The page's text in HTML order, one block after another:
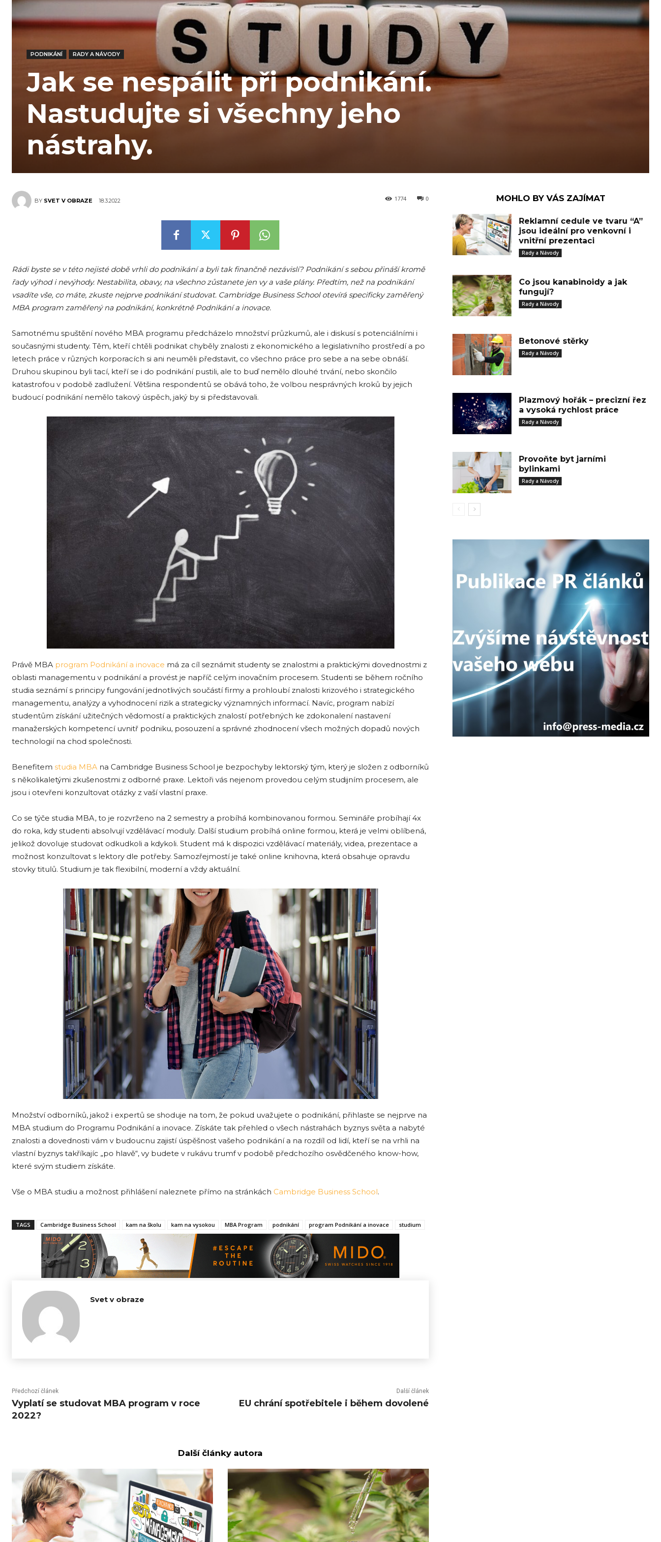
PODNIKÁNÍ RADY A NÁVODY
Jak se nespálit při podnikání.
Nastudujte si všechny jeho
nástrahy.
BY SVET V OBRAZE 18.3.2022 0
1774
Rádi byste se v této nejisté době vrhli do podnikání a byli tak finančně nezávislí? Podnikání s sebou přináší kromě
řady výhod i nevýhody. Nestabilita, obavy, na všechno zůstanete jen vy a vaše plány. Předtím, než na podnikání
vsadíte vše, co máte, zkuste nejprve podnikání studovat. Cambridge Business School otevírá specificky zaměřený
MBA program zaměřený na podnikání, konkrétně Podnikání a inovace.
Samotnému spuštění nového MBA programu předcházelo množství průzkumů, ale i diskusí s potenciálními i
současnými studenty. Těm, kteří chtěli podnikat chyběly znalosti z ekonomického a legislativního prostředí a po
letech práce v různých korporacích si ani neuměli představit, co všechno práce pro sebe a na sebe obnáší.
Druhou skupinou byli tací, kteří se i do podnikání pustili, ale to buď nemělo dlouhé trvání, nebo skončilo
katastrofou v podobě zadlužení. Většina respondentů se obává toho, že volbou nesprávných kroků by jejich
budoucí podnikání nemělo takový úspěch, jaký by si představovali.
Právě MBA program Podnikání a inovace má za cíl seznámit studenty se znalostmi a praktickými dovednostmi z
oblasti managementu v podnikání a provést je napříč celým inovačním procesem. Studenti se během ročního
studia seznámí s principy fungování jednotlivých součástí firmy a prohloubí znalosti krizového i strategického
managementu, analýzy a vyhodnocení rizik a strategicky významných informací. Navíc, program nabízí
studentům získání užitečných vědomostí a praktických znalostí potřebných ke zdokonalení nastavení
manažerských kompetencí uvnitř podniku, posouzení a správné zhodnocení všech možných dopadů nových
technologií na chod společnosti.
Benefitem studia MBA na Cambridge Business School je bezpochyby lektorský tým, který je složen z odborníků
s několikaletými zkušenostmi z odborné praxe. Lektoři vás nejenom provedou celým studijním procesem, ale
jsou i otevřeni konzultovat otázky z vaší vlastní praxe.
Co se týče studia MBA, to je rozvrženo na 2 semestry a probíhá kombinovanou formou. Semináře probíhají 4x
do roka, kdy studenti absolvují vzdělávací moduly. Další studium probíhá online formou, která je velmi oblíbená,
jelikož dovoluje studovat odkudkoli a kdykoli. Student má k dispozici vzdělávací materiály, videa, prezentace a
možnost konzultovat s lektory dle potřeby. Samozřejmostí je také online knihovna, která obsahuje opravdu
stovky titulů. Studium je tak flexibilní, moderní a vždy aktuální.
Množství odborníků, jakož i expertů se shoduje na tom, že pokud uvažujete o podnikání, přihlaste se nejprve na
MBA studium do Programu Podnikání a inovace. Získáte tak přehled o všech nástrahách byznys světa a nabyté
znalosti a dovednosti vám v budoucnu zajistí úspěšnost vašeho podnikání a na rozdíl od lidí, kteří se na vrhli na
vlastní byznys takříkajíc „po hlavě“, vy budete v rukávu trumf v podobě předchozího osvědčeného know-how,
které svým studiem získáte.
Vše o MBA studiu a možnost přihlášení naleznete přímo na stránkách Cambridge Business School.
TAGS Cambridge Business School kam na školu kam na vysokou MBA Program podnikání program Podnikání a inovace studium
Svet v obraze
Předchozí článek
Vyplatí se studovat MBA program v roce
2022?
Další článek
EU chrání spotřebitele i během dovolené
Další články autora
MOHLO BY VÁS ZAJÍMAT
Reklamní cedule ve tvaru “A”
jsou ideální pro venkovní i
vnitřní prezentaci
Rady a Návody
Co jsou kanabinoidy a jak
fungují?
Rady a Návody
Betonové stěrky
Rady a Návody
Plazmový hořák – precizní řez
a vysoká rychlost práce
Rady a Návody
Provoňte byt jarními
bylinkami
Rady a Návody